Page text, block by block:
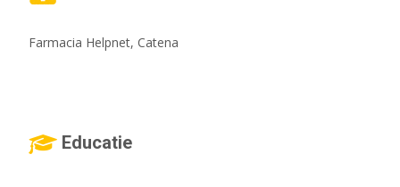
Farmacia Helpnet, Catena
Educatie